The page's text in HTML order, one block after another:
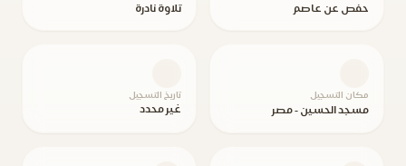
حفص عن عاصم تلاوة نادرة
مكان التسجيل
مسجد الحسين - مصر
تاريخ التسجيل
غير محدد